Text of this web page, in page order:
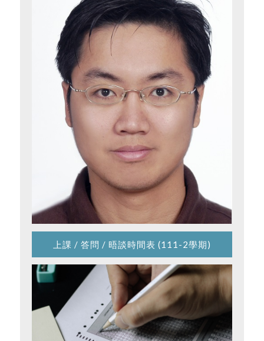
上課 / 答問 / 晤談時間表 (111-2學期)